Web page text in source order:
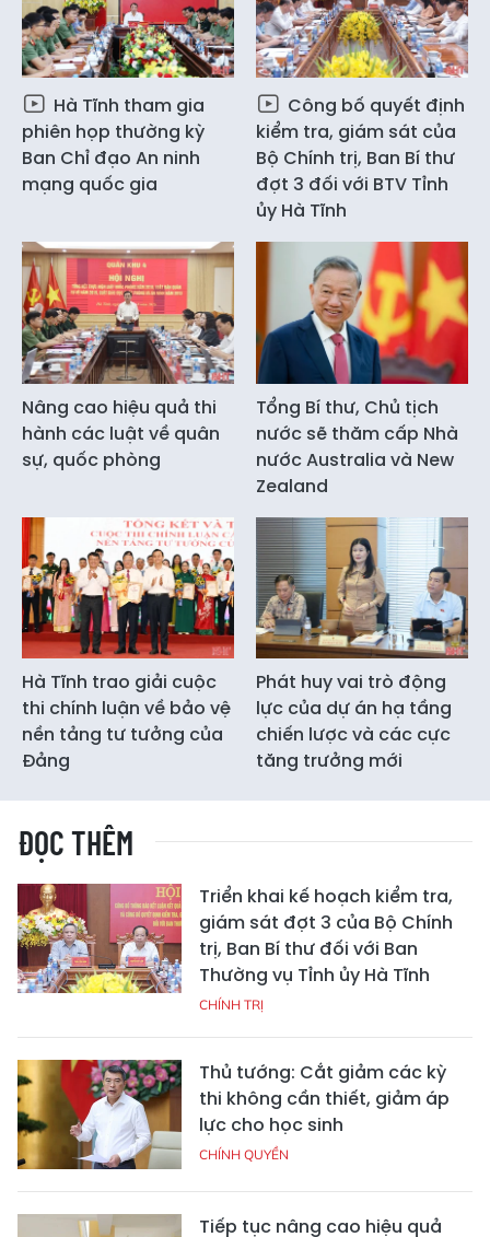
Hà Tĩnh tham gia
phiên họp thường kỳ
Ban Chỉ đạo An ninh
mạng quốc gia
Công bố quyết định
kiểm tra, giám sát của
Bộ Chính trị, Ban Bí thư
đợt 3 đối với BTV Tỉnh
ủy Hà Tĩnh
Nâng cao hiệu quả thi
hành các luật về quân
sự, quốc phòng
Tổng Bí thư, Chủ tịch
nước sẽ thăm cấp Nhà
nước Australia và New
Zealand
Hà Tĩnh trao giải cuộc
thi chính luận về bảo vệ
nền tảng tư tưởng của
Đảng
Phát huy vai trò động
lực của dự án hạ tầng
chiến lược và các cực
tăng trưởng mới
ĐỌC THÊM
Triển khai kế hoạch kiểm tra,
giám sát đợt 3 của Bộ Chính
trị, Ban Bí thư đối với Ban
Thường vụ Tỉnh ủy Hà Tĩnh
CHÍNH TRỊ
Thủ tướng: Cắt giảm các kỳ
thi không cần thiết, giảm áp
lực cho học sinh
CHÍNH QUYỀN
Tiếp tục nâng cao hiệu quả